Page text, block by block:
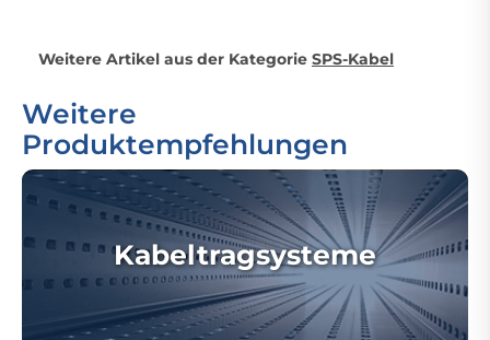
Weitere Artikel aus der Kategorie SPS-Kabel
Weitere
Produktempfehlungen
Kabeltragsysteme